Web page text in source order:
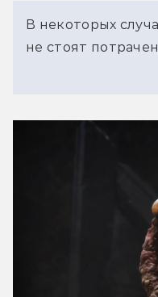
В некоторых
не стоят